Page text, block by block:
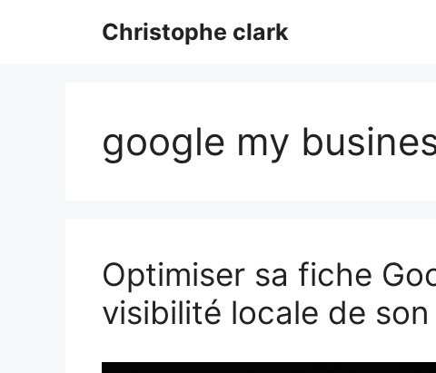
Christophe clark
google my
Optimiser sa fiche
visibilité locale de